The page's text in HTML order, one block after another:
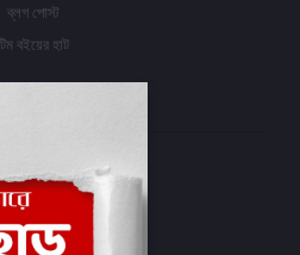
ব্লগ পোস্ট
বইয়ের হাট
প্রবেশ করুন
ইতিহাস
ইচ্ছাগুলি